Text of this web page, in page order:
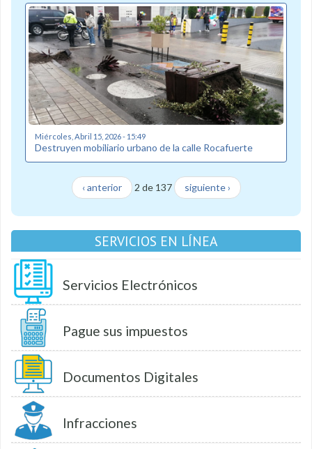
Miércoles, Abril 15, 2026 - 15:49
Destruyen mobiliario urbano de la calle Rocafuerte
‹ anterior 2 de 137 siguiente ›
SERVICIOS EN LÍNEA
Servicios Electrónicos
Pague sus impuestos
Documentos Digitales
Infracciones